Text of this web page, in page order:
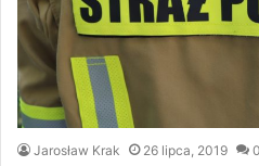
Jarosław Krak 26 lipca, 2019 0